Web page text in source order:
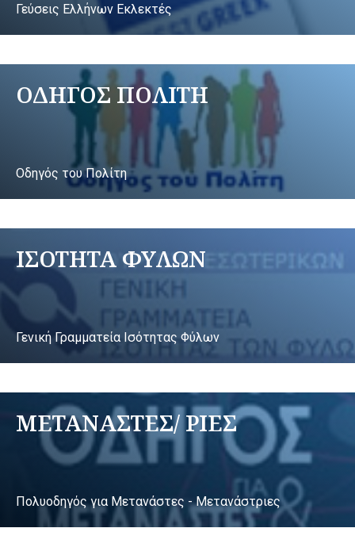
Γεύσεις Ελλήνων Εκλεκτές
ΟΔΗΓΟΣ ΠΟΛΙΤΗ
Οδηγός του Πολίτη
ΙΣΟΤΗΤΑ ΦΥΛΩΝ
Γενική Γραμματεία Ισότητας Φύλων
ΜΕΤΑΝΑΣΤΕΣ/ ΡΙΕΣ
Πολυοδηγός για Μετανάστες - Μετανάστριες